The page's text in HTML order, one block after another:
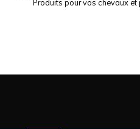
Produits pour vos chevaux